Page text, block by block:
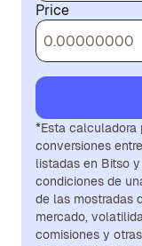
Price
*Esta calculadora
conversiones
listadas en Bitso
condiciones de
de las mostradas
mercado,
comisiones y